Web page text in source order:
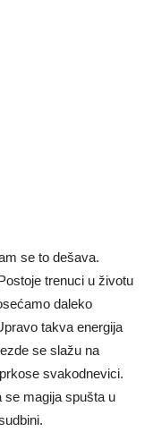
se to dešava.
trenuci u životu
daleko
takva energija
se slažu na
svakodnevici.
se magija spušta u